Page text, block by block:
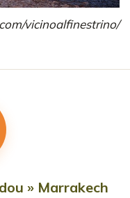
vicinoalfinestrino/
» Marrakech